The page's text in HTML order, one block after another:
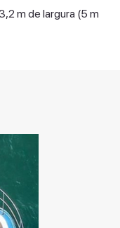
m de largura (5 m